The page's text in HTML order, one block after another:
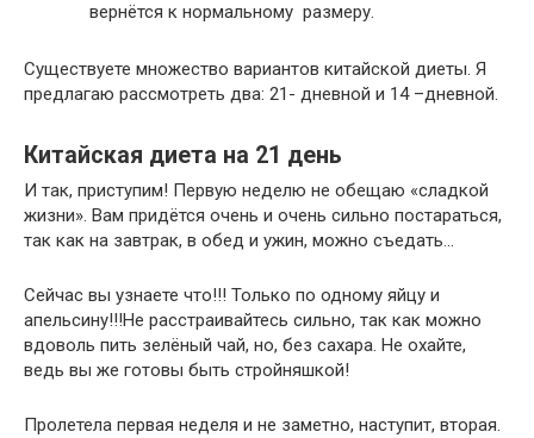
вернётся к нормальному размеру.
Существуете множество вариантов китайской диеты. Я
предлагаю рассмотреть два: 21- дневной и 14 –дневной.
Китайская диета на 21 день
И так, приступим! Первую неделю не обещаю «сладкой
жизни». Вам придётся очень и очень сильно постараться,
так как на завтрак, в обед и ужин, можно съедать…
Сейчас вы узнаете что!!! Только по одному яйцу и
апельсину!!!Не расстраивайтесь сильно, так как можно
вдоволь пить зелёный чай, но, без сахара. Не охайте,
ведь вы же готовы быть стройняшкой!
Пролетела первая неделя и не заметно, наступит, вторая.